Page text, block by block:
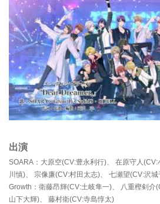
出演
SOARA：大原空(CV:豊永利行)、 在原守人
川慎)、 宗像廉(CV:村田太志)、 七瀬望(CV:沢城
Growth：衛藤昂輝(CV:土岐隼一)、 八重樫剣介
山下大輝)、 藤村衛(CV:寺島惇太)